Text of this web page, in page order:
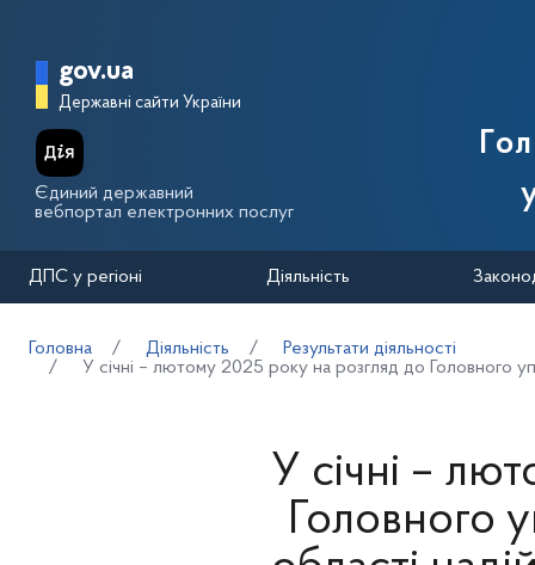
Головна сторінка Державної
gov.ua
Державні сайти України
Єдиний державний
вебпортал електронних послуг
ДПС у регіоні Діяльність
Головна Діяльність
Результати діяльності
У січні – лютому 2025 року на розгляд до Головного
У січні –
Головного